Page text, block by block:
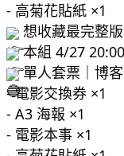
- 高菊花貼紙 ×1
想收藏最完整
本組 4/27
單人套票｜博
- 電影交換券 ×1
- A3 海報 ×1
- 電影本事 ×1